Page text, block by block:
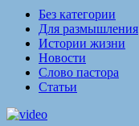
Без категории
Для размышления
Истории жизни
Новости
Слово пастора
Статьи